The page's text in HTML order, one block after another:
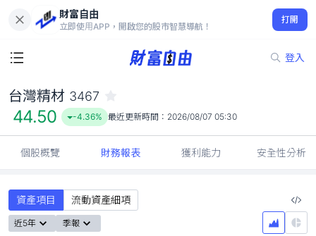
財富自由
立即使用APP，開啟您的股市智慧導航！
打開
登入
44.50
-4.36%
台灣精材 3467
44.50 -4.36% 最近更新時間： 2026/08/07 05:30
個股概覽 財務報表 獲利能力 安全性分析
資產項目 流動資產細項
近5年 季報